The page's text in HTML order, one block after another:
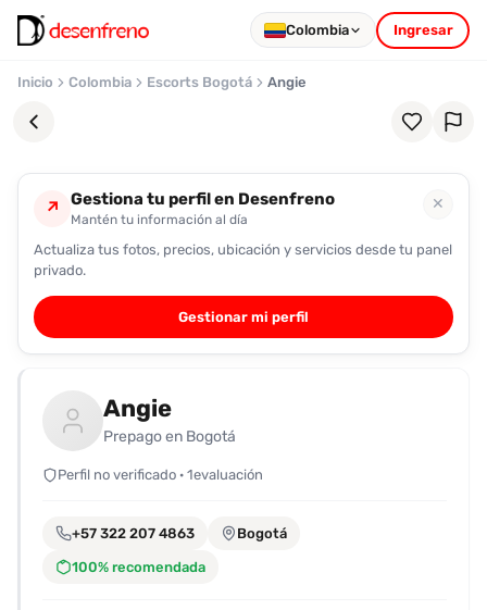
Colombia Ingresar
Inicio Colombia Escorts Bogotá Angie
Favoritos
Pronto
podrás
registrarte
guardar
favoritas
para
fácilmente.
↗ Gestiona tu perfil en Desenfreno
Mantén tu información al día
✕
Actualiza tus fotos, precios, ubicación y servicios desde tu panel
privado.
Gestionar mi perfil
Angie
Prepago en Bogotá
Perfil no verificado · 1evaluación
+57 322 207 4863 Bogotá
100% recomendada